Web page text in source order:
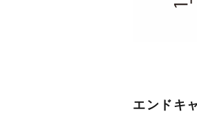
エンドキ